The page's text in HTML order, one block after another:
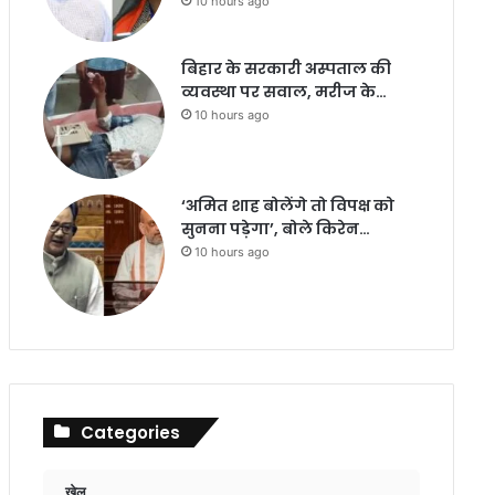
बिहार के सरकारी अस्पताल की
व्यवस्था पर सवाल, मरीज के…
10 hours ago
‘अमित शाह बोलेंगे तो विपक्ष को
सुनना पड़ेगा’, बोले किरेन…
10 hours ago
Categories